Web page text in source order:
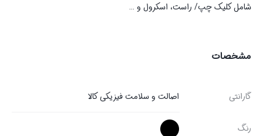
شامل کلیک چپ/ راست، اسکرول و …
مشخصات
گارانتی اصالت و سلامت فیزیکی کالا
رنگ